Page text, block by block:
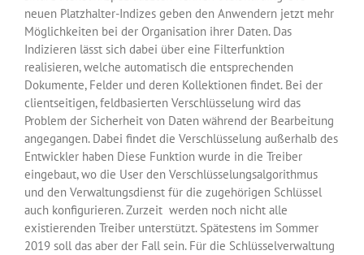
neuen Platzhalter-Indizes geben den Anwendern jetzt mehr
Möglichkeiten bei der Organisation ihrer Daten. Das
Indizieren lässt sich dabei über eine Filterfunktion
realisieren, welche automatisch die entsprechenden
Dokumente, Felder und deren Kollektionen findet. Bei der
clientseitigen, feldbasierten Verschlüsselung wird das
Problem der Sicherheit von Daten während der Bearbeitung
angegangen. Dabei findet die Verschlüsselung außerhalb des
Entwickler haben Diese Funktion wurde in die Treiber
eingebaut, wo die User den Verschlüsselungsalgorithmus
und den Verwaltungsdienst für die zugehörigen Schlüssel
auch konfigurieren. Zurzeit werden noch nicht alle
existierenden Treiber unterstützt. Spätestens im Sommer
2019 soll das aber der Fall sein. Für die Schlüsselverwaltung